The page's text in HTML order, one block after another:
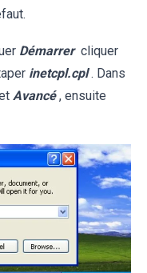
Démarrer cliquer
inetcpl.cpl . Dans
Avancé , ensuite